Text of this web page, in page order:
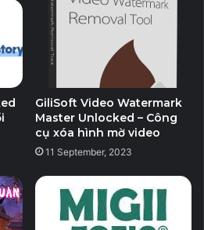
hoặc _Rsload thì đã
kèm. Cài đặt xong thì chạy
Repackme, Diakov,
cần chạy file install.cmd là
thì chỉ cần giải nén và chạy
GiliSoft Video Watermark
Master Unlocked – Công
cụ xóa hình mờ video
11 September, 2023